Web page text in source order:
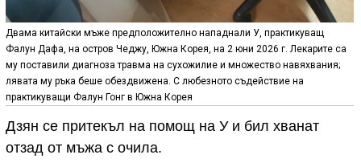
Двама китайски мъже предположително нападнали У, практикуващ
Фалун Дафа, на остров Чеджу, Южна Корея, на 2 юни 2026 г. Лекарите са
му поставили диагноза травма на сухожилие и множество навяхвания;
лявата му ръка беше обездвижена. С любезното съдействие на
практикуващи Фалун Гонг в Южна Корея
Дзян се притекъл на помощ на У и бил хванат
отзад от мъжа с очила.